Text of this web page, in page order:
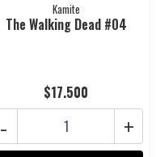
Kamite
The Walking Dead #04
$17.500
+
-